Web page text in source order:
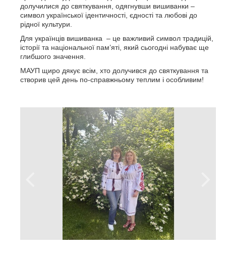
долучилися до святкування, одягнувши вишиванки –
символ української ідентичності, єдності та любові до
рідної культури.
Для українців вишиванка – це важливий символ традицій,
історії та національної пам’яті, який сьогодні набуває ще
глибшого значення.
МАУП щиро дякує всім, хто долучився до святкування та
створив цей день по-справжньому теплим і особливим!